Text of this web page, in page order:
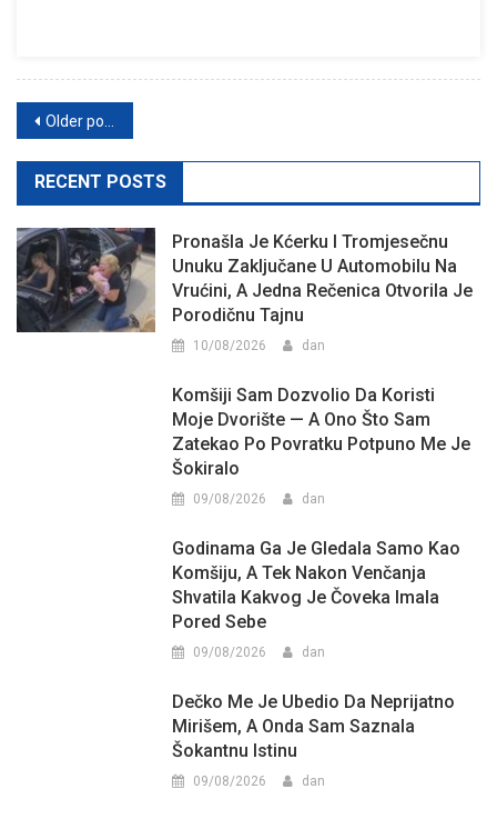
Posts
navigation
Older posts
RECENT POSTS
Pronašla Je Kćerku I Tromjesečnu
Unuku Zaključane U Automobilu Na
Vrućini, A Jedna Rečenica Otvorila Je
Porodičnu Tajnu
10/08/2026 dan
Komšiji Sam Dozvolio Da Koristi
Moje Dvorište — A Ono Što Sam
Zatekao Po Povratku Potpuno Me Je
Šokiralo
09/08/2026 dan
Godinama Ga Je Gledala Samo Kao
Komšiju, A Tek Nakon Venčanja
Shvatila Kakvog Je Čoveka Imala
Pored Sebe
09/08/2026 dan
Dečko Me Je Ubedio Da Neprijatno
Mirišem, A Onda Sam Saznala
Šokantnu Istinu
09/08/2026 dan